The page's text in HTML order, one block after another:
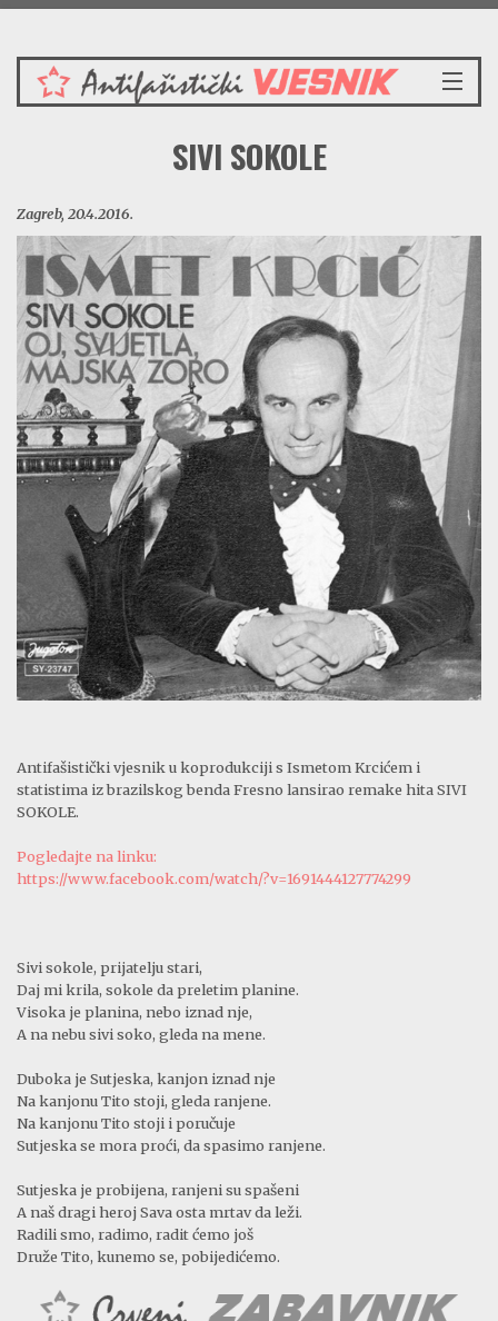
Četvrtak 6.8.2026.
VJESNIKOV KALENDAR
CRVENI ZABAVNIK
PRENOSIMO
SPOMENICI
BORBENA BIBLIOTEKA
NAŠE PJESME
SIVI SOKOLE
Zagreb, 20.4.2016.
Antifašistički vjesnik u koprodukciji s Ismetom Krcićem i
statistima iz brazilskog benda Fresno lansirao remake hita SIVI
SOKOLE.
Pogledajte na linku:
https://www.facebook.com/watch/?v=1691444127774299
Sivi sokole, prijatelju stari,
Daj mi krila, sokole da preletim planine.
Visoka je planina, nebo iznad nje,
A na nebu sivi soko, gleda na mene.
Duboka je Sutjeska, kanjon iznad nje
Na kanjonu Tito stoji, gleda ranjene.
Na kanjonu Tito stoji i poručuje
Sutjeska se mora proći, da spasimo ranjene.
Sutjeska je probijena, ranjeni su spašeni
A naš dragi heroj Sava osta mrtav da leži.
Radili smo, radimo, radit ćemo još
Druže Tito, kunemo se, pobijedićemo.